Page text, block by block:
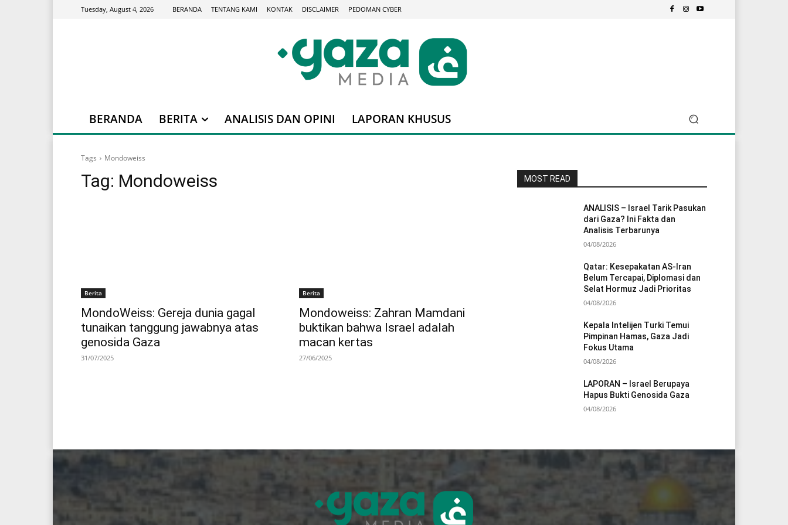
Tuesday, August 4, 2026 BERANDA TENTANG KAMI KONTAK DISCLAIMER PEDOMAN CYBER
BERANDA BERITA ANALISIS DAN OPINI LAPORAN KHUSUS
Tags Mondoweiss
Tag: Mondoweiss
Berita
MondoWeiss: Gereja dunia gagal
tunaikan tanggung jawabnya atas
genosida Gaza
31/07/2025
Berita
Mondoweiss: Zahran Mamdani
buktikan bahwa Israel adalah
macan kertas
27/06/2025
MOST READ
ANALISIS – Israel Tarik Pasukan
dari Gaza? Ini Fakta dan
Analisis Terbarunya
04/08/2026
Qatar: Kesepakatan AS-Iran
Belum Tercapai, Diplomasi dan
Selat Hormuz Jadi Prioritas
04/08/2026
Kepala Intelijen Turki Temui
Pimpinan Hamas, Gaza Jadi
Fokus Utama
04/08/2026
LAPORAN – Israel Berupaya
Hapus Bukti Genosida Gaza
04/08/2026